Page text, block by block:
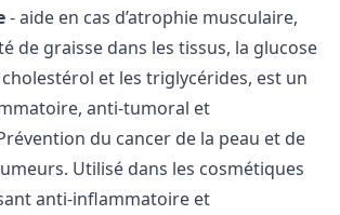
- aide en cas d’atrophie musculaire,
de graisse dans les tissus, la glucose
et les triglycérides, est un
anti-tumoral et
du cancer de la peau et de
Utilisé dans les cosmétiques
anti-inflammatoire et